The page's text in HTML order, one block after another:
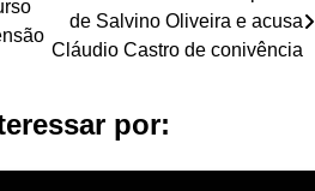
de Salvino Oliveira e acusa
Cláudio Castro de conivência
por: